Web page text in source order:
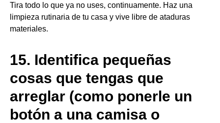
Tira todo lo que ya no uses, continuamente. Haz una
limpieza rutinaria de tu casa y vive libre de ataduras
materiales.
15. Identifica pequeñas
cosas que tengas que
arreglar (como ponerle un
botón a una camisa o